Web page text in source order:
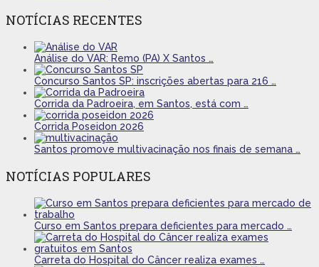
NOTÍCIAS RECENTES
Análise do VAR: Remo (PA) X Santos …
Concurso Santos SP: inscrições abertas para 216 …
Corrida da Padroeira, em Santos, está com …
Corrida Poseidon 2026
Santos promove multivacinação nos finais de semana …
NOTÍCIAS POPULARES
Curso em Santos prepara deficientes para mercado …
Carreta do Hospital do Câncer realiza exames …